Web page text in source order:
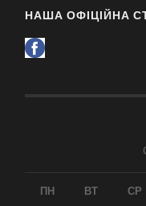
НАША ОФІЦІЙНА
ПН ВТ СР